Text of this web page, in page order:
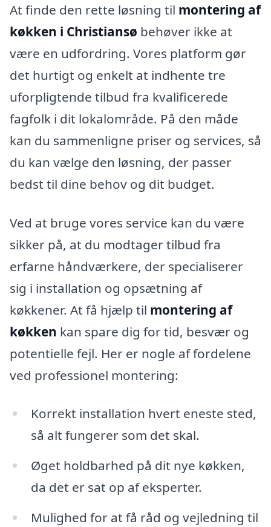
At finde den rette løsning til montering af
køkken i Christiansø behøver ikke at
være en udfordring. Vores platform gør
det hurtigt og enkelt at indhente tre
uforpligtende tilbud fra kvalificerede
fagfolk i dit lokalområde. På den måde
kan du sammenligne priser og services, så
du kan vælge den løsning, der passer
bedst til dine behov og dit budget.
Ved at bruge vores service kan du være
sikker på, at du modtager tilbud fra
erfarne håndværkere, der specialiserer
sig i installation og opsætning af
køkkener. At få hjælp til montering af
køkken kan spare dig for tid, besvær og
potentielle fejl. Her er nogle af fordelene
ved professionel montering:
Korrekt installation hvert eneste sted,
så alt fungerer som det skal.
Øget holdbarhed på dit nye køkken,
da det er sat op af eksperter.
Mulighed for at få råd og vejledning til